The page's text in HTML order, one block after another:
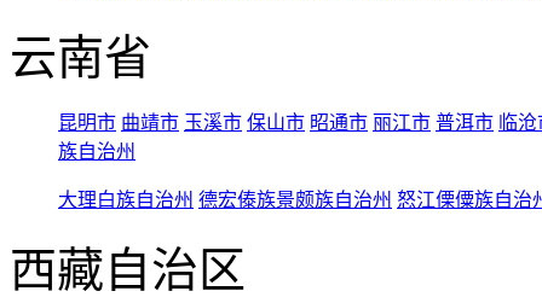
云南省
昆明市 曲靖市 玉溪市 保山市 昭通市 丽江市 普洱市 临
族自治州
大理白族自治州 德宏傣族景颇族自治州 怒江傈僳族自治
西藏自治区